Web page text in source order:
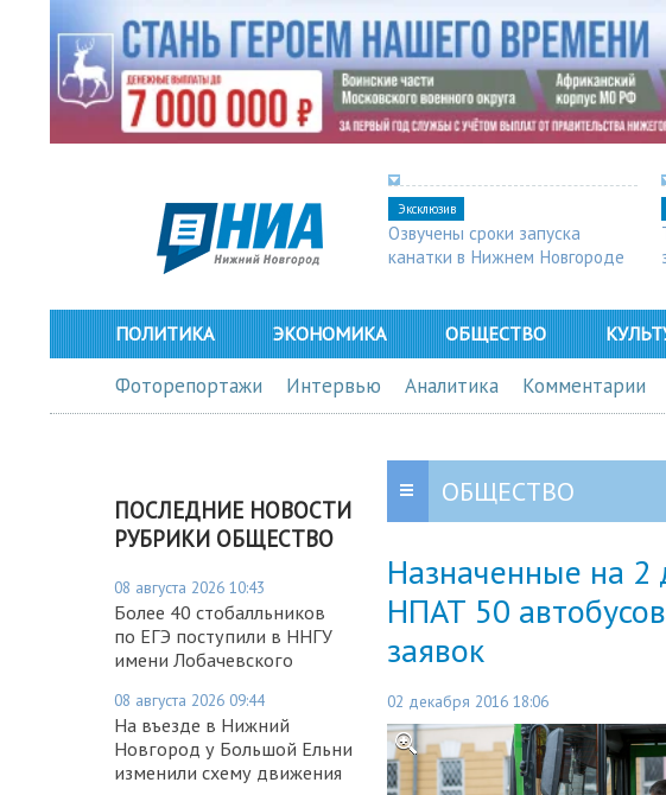
Эксклюзив
Озвучены сроки запуска
канатки в Нижнем Новгороде
ПОЛИТИКА ЭКОНОМИКА ОБЩЕСТВО
Фоторепортажи Интервью Аналитика Комментарии
ПОСЛЕДНИЕ НОВОСТИ
РУБРИКИ ОБЩЕСТВО
08 августа 2026 10:43
Более 40 стобалльников
по ЕГЭ поступили в ННГУ
имени Лобачевского
08 августа 2026 09:44
На въезде в Нижний
Новгород у Большой Ельни
изменили схему движения
ОБЩЕСТВО
Назначенные на 2
НПАТ 50
заявок
02 декабря 2016 18:06